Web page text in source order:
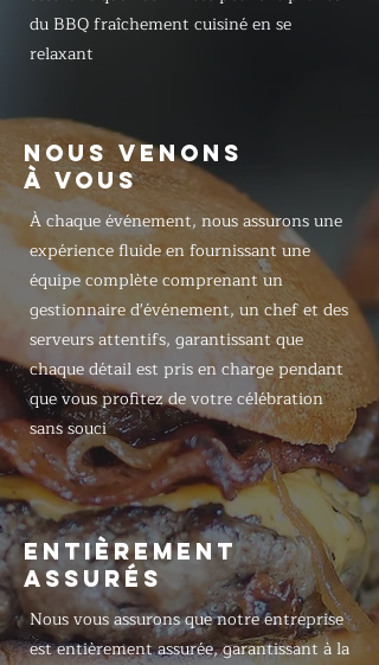
du BBQ fraîchement cuisiné en se
relaxant
NOUS VENONS
À VOUS
À chaque événement, nous assurons une
expérience fluide en fournissant une
équipe complète comprenant un
gestionnaire d'événement, un chef et des
serveurs attentifs, garantissant que
chaque détail est pris en charge pendant
que vous profitez de votre célébration
sans souci
ENTIÈREMENT
ASSURÉS
Nous vous assurons que notre entreprise
est entièrement assurée, garantissant à la